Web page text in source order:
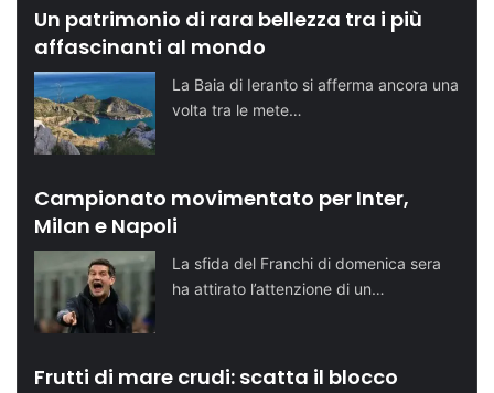
Un patrimonio di rara bellezza tra i più
affascinanti al mondo
La Baia di Ieranto si afferma ancora una
volta tra le mete…
Campionato movimentato per Inter,
Milan e Napoli
La sfida del Franchi di domenica sera
ha attirato l’attenzione di un…
Frutti di mare crudi: scatta il blocco